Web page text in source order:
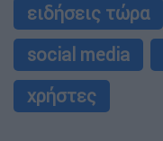
ειδήσεις τώρα
social media
χρήστες